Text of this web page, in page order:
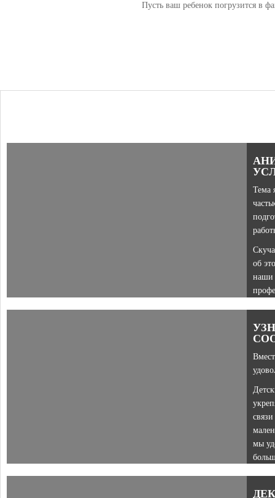
Пусть ваш ребенок погрузится в
Тема
об
наши
мы